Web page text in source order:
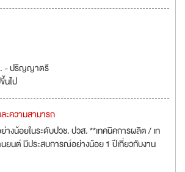
- ปริญญาตรี
นไป
ความสามารถ
างน้อยในระดับปวช. ปวส. **เทคนิคการผลิต / เท
นต์ มีประสบการณ์อย่างน้อย 1 ปีเกี่ยวกับงาน